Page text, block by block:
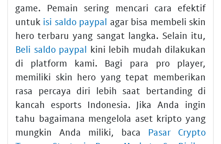
game. Pemain sering mencari cara efektif
untuk isi saldo paypal agar bisa membeli skin
hero terbaru yang sangat langka. Selain itu,
Beli saldo paypal kini lebih mudah dilakukan
di platform kami. Bagi para pro player,
memiliki skin hero yang tepat memberikan
rasa percaya diri lebih saat bertanding di
kancah esports Indonesia. Jika Anda ingin
tahu bagaimana mengelola aset kripto yang
mungkin Anda miliki, baca Pasar Crypto